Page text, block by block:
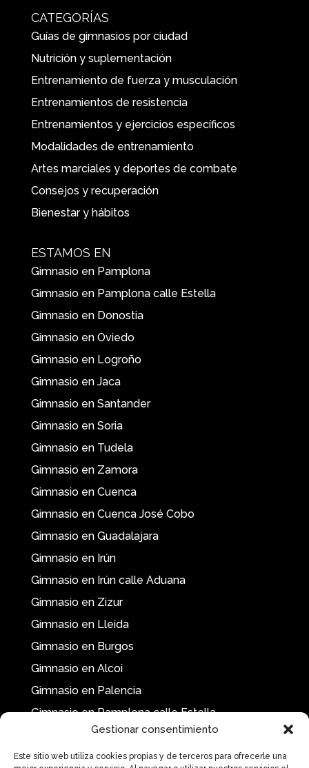
Gestionar consentimiento
Este sitio web utiliza cookies propias y de terceros para ofrecerle una
CATEGORÍAS
Guías de gimnasios por ciudad
Nutrición y suplementación
Entrenamiento de fuerza y musculación
Entrenamientos de resistencia
Entrenamientos y ejercicios específicos
Modalidades de entrenamiento
Artes marciales y deportes de combate
Consejos y recuperación
Bienestar y hábitos
ESTAMOS EN
Gimnasio en Pamplona
Gimnasio en Pamplona calle Estella
Gimnasio en Donostia
Gimnasio en Oviedo
Gimnasio en Logroño
Gimnasio en Jaca
Gimnasio en Santander
Gimnasio en Soria
Gimnasio en Tudela
Gimnasio en Zamora
Gimnasio en Cuenca
Gimnasio en Cuenca José Cobo
Gimnasio en Guadalajara
Gimnasio en Irún
Gimnasio en Irún calle Aduana
Gimnasio en Zizur
Gimnasio en Lleida
Gimnasio en Burgos
Gimnasio en Alcoi
Gimnasio en Palencia
Gimnasio en Pamplona calle Estella